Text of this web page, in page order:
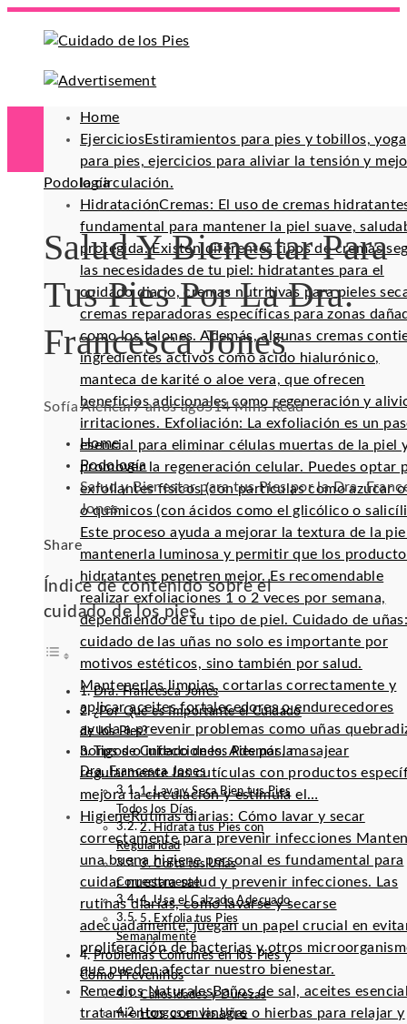
Home
EjerciciosEstiramientos para pies y tobillos, yoga
para pies, ejercicios para aliviar la tensión y
la circulación.
HidrataciónCremas: El uso de cremas
fundamental para mantener la piel suave,
protegida. Existen diferentes tipos de cremas
las necesidades de tu piel: hidratantes para el
cuidado diario, cremas nutritivas para pieles
cremas reparadoras específicas para zonas
como los talones. Además, algunas cremas
ingredientes activos como ácido hialurónico,
manteca de karité o aloe vera, que ofrecen
beneficios adicionales como regeneración y
irritaciones. Exfoliación: La exfoliación es un
esencial para eliminar células muertas de la piel
promover la regeneración celular. Puedes optar
exfoliantes físicos (con partículas como azúcar o
o químicos (con ácidos como el glicólico o
Este proceso ayuda a mejorar la textura de la
mantenerla luminosa y permitir que los
hidratantes penetren mejor. Es recomendable
realizar exfoliaciones 1 o 2 veces por semana,
dependiendo de tu tipo de piel. Cuidado de
cuidado de las uñas no solo es importante por
motivos estéticos, sino también por salud.
Mantenerlas limpias, cortarlas correctamente y
aplicar aceites fortalecedores o endurecedores
ayuda a prevenir problemas como uñas
hongos o infecciones. Además, masajear
regularmente las cutículas con productos
mejora la circulación y estimula el…
HigieneRutinas diarias: Cómo lavar y secar
correctamente para prevenir infecciones
una buena higiene personal es fundamental para
cuidar nuestra salud y prevenir infecciones. Las
rutinas diarias, como lavarse y secarse
adecuadamente, juegan un papel crucial en
proliferación de bacterias y otros
que pueden afectar nuestro bienestar.
Remedios NaturalesBaños de sal, aceites
tratamientos con vinagre o hierbas para relajar y
Podología
Salud Y Bienestar Para
Tus Pies Por La Dra.
Francesca Jones
Sofía Alencar7 años ago514 Mins Read
Home
Podología
Salud y Bienestar para tus Pies por la Dra.
Jones
Facebook
Twitter
LinkedIn
Pinterest
Stumbleupon
Email
Share
Índice de contenido sobre el
cuidado de los pies
Dra. Francesca Jones
¿Por Qué es Importante el Cuidado
de los Pies?
Tips de Cuidado de los Pies por la
Dra. Francesca Jones
1. Lava y Seca Bien tus Pies
Todos los Días
2. Hidrata tus Pies con
Regularidad
3. Corta tus Uñas
Correctamente
4. Usa el Calzado Adecuado
5. Exfolia tus Pies
Semanalmente
Problemas Comunes en los Pies y
Cómo Prevenirlos
Callosidades y Durezas
Hongos en las Uñas